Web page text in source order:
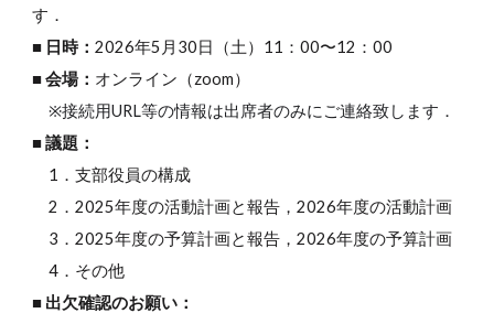
す．
■ 日時：2026年5月30日（土） 11：00〜12：00
■会場： オンライン（zoom）
※接続用URL等の情報は出席者のみにご連絡致します．
■議題：
1．支部役員の構成
2．2025年度の活動計画と報告，2026年度の活動計画
3．2025年度の予算計画と報告，2026年度の予算計画
4．その他
■ 出欠確認のお願い ：